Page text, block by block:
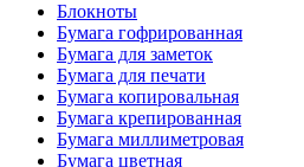
Блокноты
Бумага гофрированная
Бумага для заметок
Бумага для печати
Бумага копировальная
Бумага крепированная
Бумага миллиметровая
Бумага цветная